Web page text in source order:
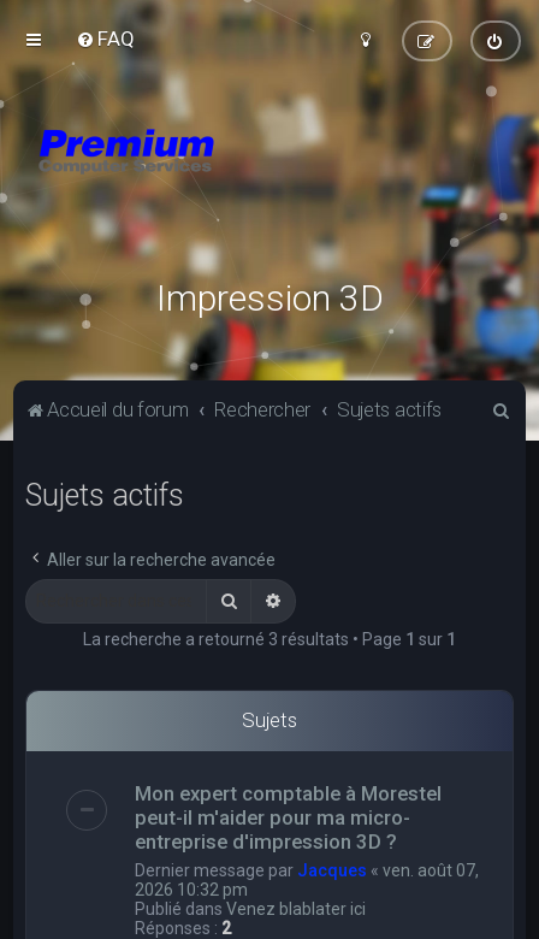
FAQ
Impression 3D
Accueil du forum Rechercher Sujets actifs
Sujets actifs
Aller sur la recherche avancée
RechercherRecherche avancée
La recherche a retourné 3 résultats • Page 1 sur 1
Sujets
Mon expert comptable à Morestel
peut-il m'aider pour ma micro-
entreprise d'impression 3D ?
Dernier message par Jacques «ven. août 07,
2026 10:32 pm
Publié dansVenez blablater ici
Réponses : 2